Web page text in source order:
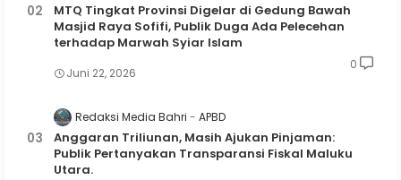
MTQ Tingkat Provinsi Digelar di Gedung Bawah
Masjid Raya Sofifi, Publik Duga Ada Pelecehan
terhadap Marwah Syiar Islam
Juni 22, 2026
0
Redaksi Media Bahri APBD
Anggaran Triliunan, Masih Ajukan Pinjaman:
Publik Pertanyakan Transparansi Fiskal Maluku
Utara.